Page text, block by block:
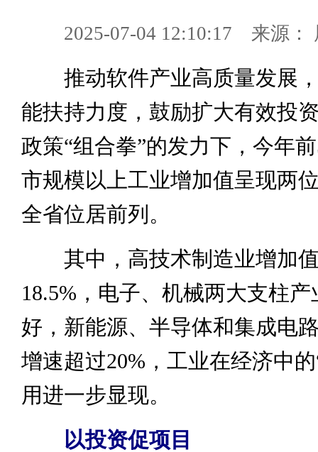
2025-07-04 12:10:17 来源：
推动软件产业高质量发展，
能扶持力度，鼓励扩大有效
政策“组合拳”的发力下，今年
市规模以上工业增加值呈现两
全省位居前列。
其中，高技术制造业增加值
18.5%，电子、机械两大支柱
好，新能源、半导体和集成电
增速超过20%，工业在经济中
用进一步显现。
以投资促项目